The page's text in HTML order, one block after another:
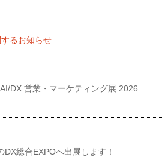
るお知らせ
DX 営業・マーケティング展 2026
総合EXPOへ出展します！